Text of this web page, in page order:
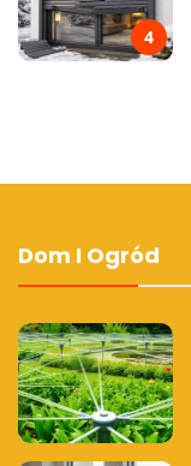
4
Dom I Ogród